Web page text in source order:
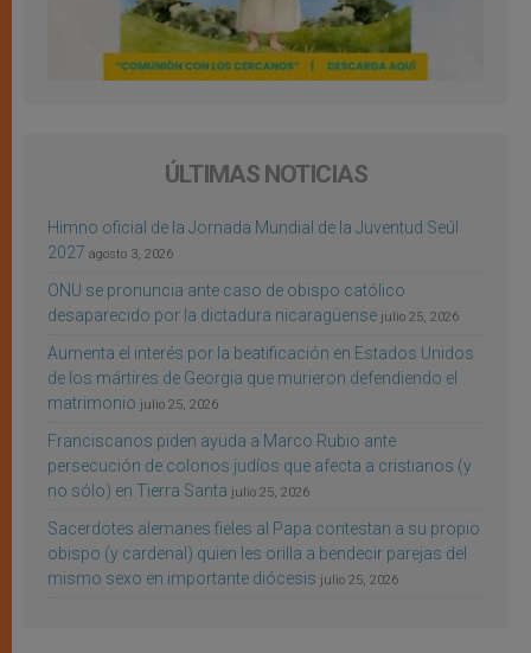
ÚLTIMAS NOTICIAS
Himno oficial de la Jornada Mundial de la Juventud Seúl
2027 agosto 3, 2026
ONU se pronuncia ante caso de obispo católico
desaparecido por la dictadura nicaragüense julio 25, 2026
Aumenta el interés por la beatificación en Estados Unidos
de los mártires de Georgia que murieron defendiendo el
matrimonio julio 25, 2026
Franciscanos piden ayuda a Marco Rubio ante
persecución de colonos judíos que afecta a cristianos (y
no sólo) en Tierra Santa julio 25, 2026
Sacerdotes alemanes fieles al Papa contestan a su propio
obispo (y cardenal) quien les orilla a bendecir parejas del
mismo sexo en importante diócesis julio 25, 2026